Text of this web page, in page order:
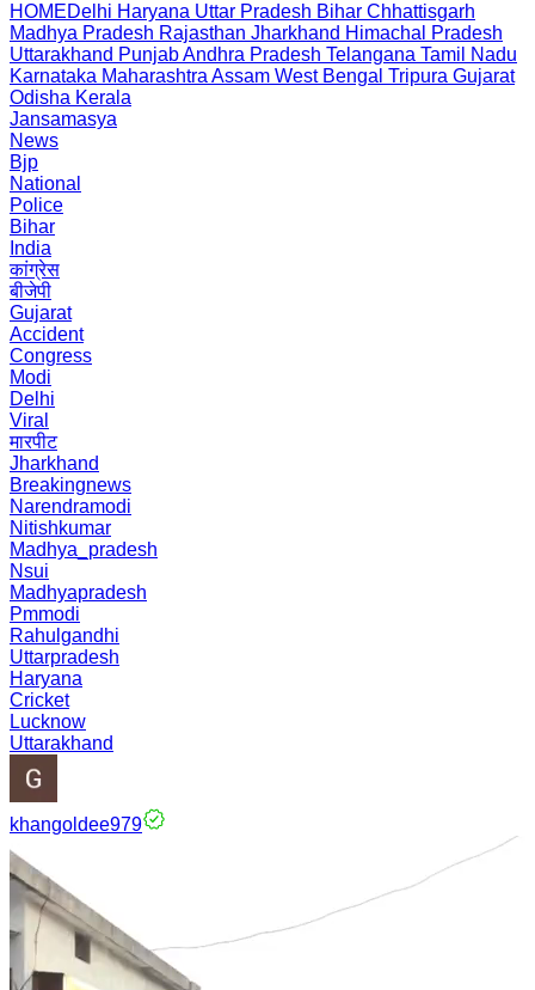
HOMEDelhi Haryana Uttar Pradesh Bihar Chhattisgarh
Madhya Pradesh Rajasthan Jharkhand Himachal Pradesh
Uttarakhand PunjabAndhra Pradesh Telangana Tamil Nadu
Karnataka Maharashtra Assam West Bengal Tripura Gujarat
Odisha Kerala
Jansamasya
News
Bjp
National
Police
Bihar
India
कांग्रेस
बीजेपी
Gujarat
Accident
Congress
Modi
Delhi
Viral
मारपीट
Jharkhand
Breakingnews
Narendramodi
Nitishkumar
Madhya_pradesh
Nsui
Madhyapradesh
Pmmodi
Rahulgandhi
Uttarpradesh
Haryana
Cricket
Lucknow
Uttarakhand
khangoldee979